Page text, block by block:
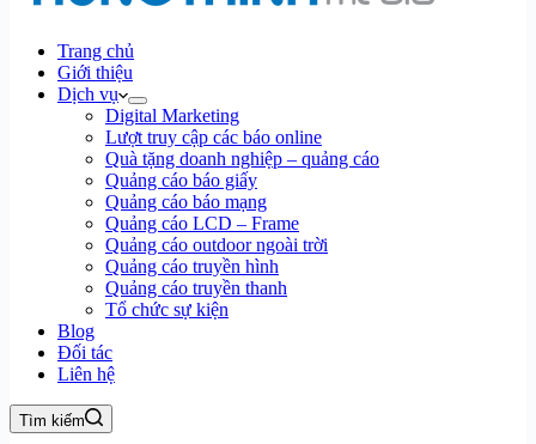
Trang chủ
Giới thiệu
Dịch vụ
Digital Marketing
Lượt truy cập các báo online
Quà tặng doanh nghiệp – quảng cáo
Quảng cáo báo giấy
Quảng cáo báo mạng
Quảng cáo LCD – Frame
Quảng cáo outdoor ngoài trời
Quảng cáo truyền hình
Quảng cáo truyền thanh
Tổ chức sự kiện
Blog
Đối tác
Liên hệ
Tìm kiếm